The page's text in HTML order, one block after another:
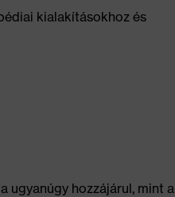
kialakításokhoz és
ugyanúgy hozzájárul, mint a